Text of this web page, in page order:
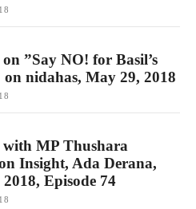
”Say NO! for Basil’s
nidahas, May 29, 2018
MP Thushara
Insight, Ada Derana,
Episode 74